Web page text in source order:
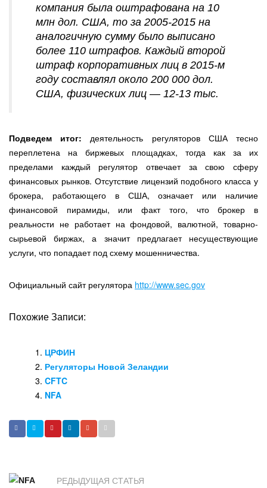
компания была оштрафована на 10
млн дол. США, то за 2005-2015 на
аналогичную сумму было выписано
более 110 штрафов. Каждый второй
штраф корпоративных лиц в 2015-м
году составлял около 200 000 дол.
США, физических лиц — 12-13 тыс.
Подведем итог: деятельность регуляторов США тесно
переплетена на биржевых площадках, тогда как за их
пределами каждый регулятор отвечает за свою сферу
финансовых рынков. Отсутствие лицензий подобного класса у
брокера, работающего в США, означает или наличие
финансовой пирамиды, или факт того, что брокер в
реальности не работает на фондовой, валютной, товарно-
сырьевой биржах, а значит предлагает несуществующие
услуги, что попадает под схему мошенничества.
Официальный сайт регулятора http://www.sec.gov
Похожие Записи:
ЦРФИН
Регуляторы Новой Зеландии
CFTC
NFA
РЕДЫДУЩАЯ СТАТЬЯ